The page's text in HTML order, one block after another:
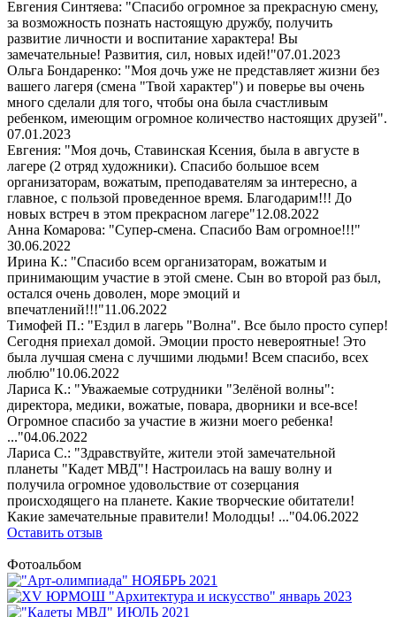
Евгения Синтяева: "Спасибо огромное за прекрасную смену,
за возможность познать настоящую дружбу, получить
развитие личности и воспитание характера! Вы
замечательные! Развития, сил, новых идей!"07.01.2023
Ольга Бондаренко: "Моя дочь уже не представляет жизни без
вашего лагеря (смена "Твой характер") и поверье вы очень
много сделали для того, чтобы она была счастливым
ребенком, имеющим огромное количество настоящих друзей".
07.01.2023
Евгения: "Моя дочь, Ставинская Ксения, была в августе в
лагере (2 отряд художники). Спасибо большое всем
организаторам, вожатым, преподавателям за интересно, а
главное, с пользой проведенное время. Благодарим!!! До
новых встреч в этом прекрасном лагере"12.08.2022
Анна Комарова: "Супер-смена. Спасибо Вам огромное!!!"
30.06.2022
Ирина К.: "Спасибо всем организаторам, вожатым и
принимающим участие в этой смене. Сын во второй раз был,
остался очень доволен, море эмоций и
впечатлений!!!"11.06.2022
Тимофей П.: "Ездил в лагерь "Волна". Все было просто супер!
Сегодня приехал домой. Эмоции просто невероятные! Это
была лучшая смена с лучшими людьми! Всем спасибо, всех
люблю"10.06.2022
Лариса К.: "Уважаемые сотрудники "Зелёной волны":
директора, медики, вожатые, повара, дворники и все-все!
Огромное спасибо за участие в жизни моего ребенка!
..."04.06.2022
Лариса С.: "Здравствуйте, жители этой замечательной
планеты "Кадет МВД"! Настроилась на вашу волну и
получила огромное удовольствие от созерцания
происходящего на планете. Какие творческие обитатели!
Какие замечательные правители! Молодцы! ..."04.06.2022
Оставить отзыв
Фотоальбом